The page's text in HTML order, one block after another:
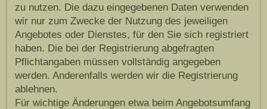
zu nutzen. Die dazu eingegebenen Daten verwenden
wir nur zum Zwecke der Nutzung des jeweiligen
Angebotes oder Dienstes, für den Sie sich registriert
haben. Die bei der Registrierung abgefragten
Pflichtangaben müssen vollständig angegeben
werden. Anderenfalls werden wir die Registrierung
ablehnen.
Für wichtige Änderungen etwa beim Angebotsumfang